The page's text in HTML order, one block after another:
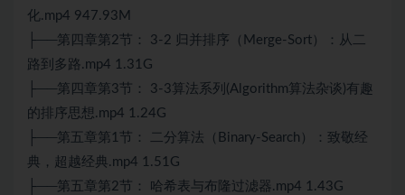
化.mp4 947.93M
├──第四章第2节： 3-2 归并排序（Merge-Sort）：从二
路到多路.mp4 1.31G
├──第四章第3节： 3-3算法系列(Algorithm算法杂谈)有趣
的排序思想.mp4 1.24G
├──第五章第1节： 二分算法（Binary-Search）：致敬经
典，超越经典.mp4 1.51G
├──第五章第2节： 哈希表与布隆过滤器.mp4 1.43G